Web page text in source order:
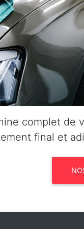
complet de
final et